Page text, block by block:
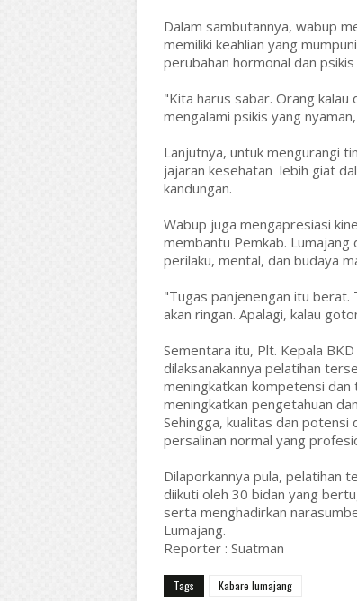
Dalam sambutannya, wabup
memiliki keahlian yang
perubahan hormonal dan
"Kita harus sabar. Orang kalau
mengalami psikis yang
Lanjutnya, untuk mengurangi
jajaran kesehatan lebih giat
kandungan.
Wabup juga mengapresiasi
membantu Pemkab.
perilaku, mental, dan budaya
"Tugas panjenengan itu berat.
akan ringan. Apalagi, kalau
Sementara itu, Plt. Kepala
dilaksanakannya pelatihan
meningkatkan kompetensi dan
meningkatkan pengetahuan
Sehingga, kualitas dan
persalinan normal yang
Dilaporkannya pula, pelatihan
diikuti oleh 30 bidan yang
serta menghadirkan
Lumajang.
Reporter : Suatman
Tags Kabare lumajang